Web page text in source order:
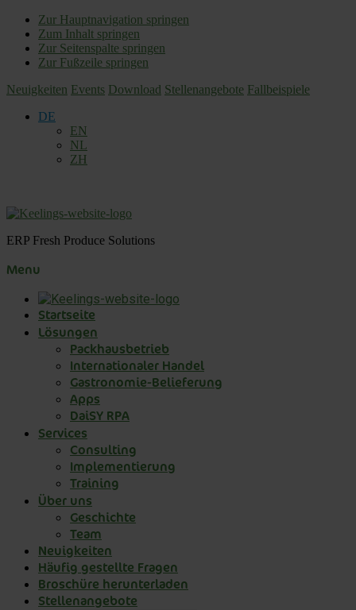
Zur Hauptnavigation springen
Zum Inhalt springen
Zur Seitenspalte springen
Zur Fußzeile springen
Neuigkeiten Events Download Stellenangebote Fallbeispiele
DE
EN
NL
ZH
ERP Fresh Produce Solutions
Menu
Startseite
Lösungen
Packhausbetrieb
Internationaler Handel
Gastronomie-Belieferung
Apps
DaiSY RPA
Services
Consulting
Implementierung
Training
Über uns
Geschichte
Team
Neuigkeiten
Häufig gestellte Fragen
Broschüre herunterladen
Stellenangebote